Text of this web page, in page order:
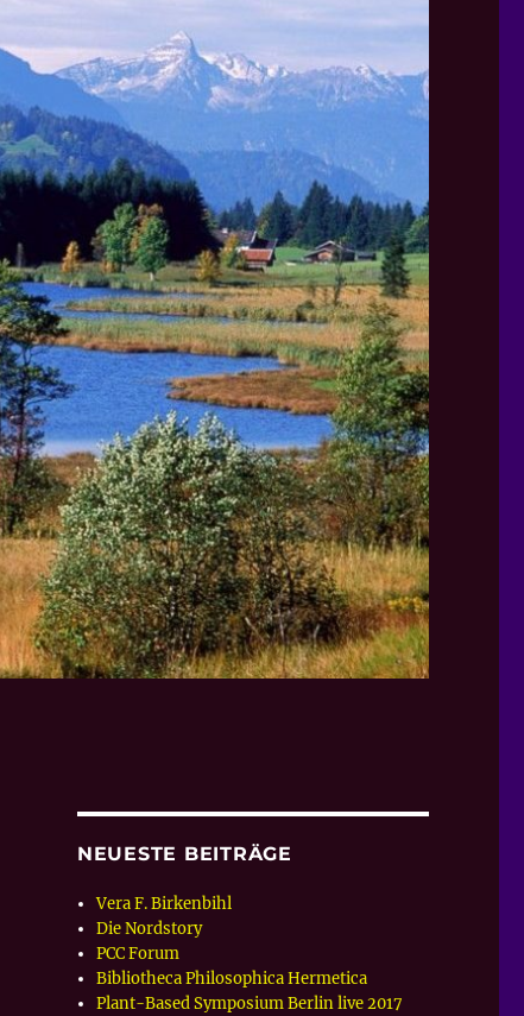
NEUESTE BEITRÄGE
Vera F. Birkenbihl
Die Nordstory
PCC Forum
Bibliotheca Philosophica Hermetica
Plant-Based Symposium Berlin live 2017